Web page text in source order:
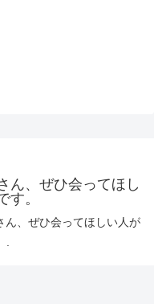
ん、ぜひ会ってほし
す。
、ぜひ会ってほしい人が